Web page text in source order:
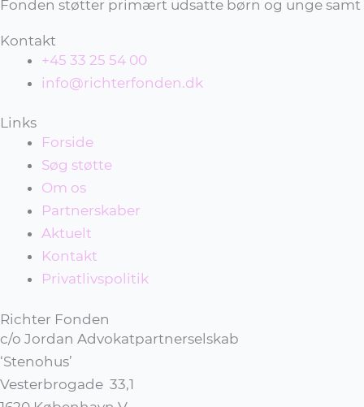
Fonden støtter primært udsatte børn og unge
Kontakt
+45 33 25 54 00
info@richterfonden.dk
Links
Forside
Søg støtte
Om os
Partnerskaber
Aktuelt
Kontakt
Privatlivspolitik
Richter Fonden
c/o Jordan Advokatpartnerselskab
‘Stenohus’
Vesterbrogade 33,1